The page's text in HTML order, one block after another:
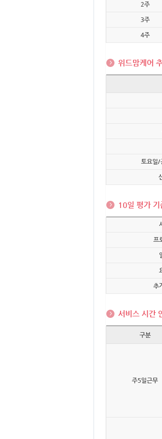
2주
3주
4주
위드맘케어
토요일/
10일 평가
프
추
서비스 시간
구분
주5일근무